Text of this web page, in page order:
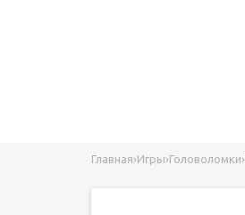
Главная›Игры›Головоломки›